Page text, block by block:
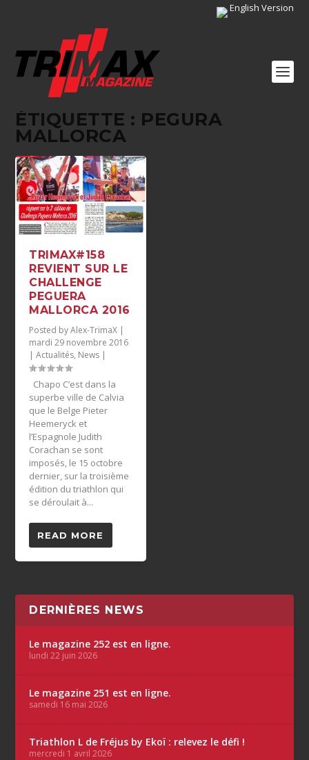
English Version
ÉTIQUETTE : PEGURA
MALLORCA
TRIMAX#158
REVIENT SUR LE
CHALLENGE
PEGUERA
MALLORCA 2016
Posted byAlex-TrimaX |
mardi 29 novembre 2016
|Actualités, News |
Chapo C’est dans la
superbe ville de Calvia
que le Belge Pieter
Heemeryck et
l’Espagnole Judith
Corachan se sont
imposés, le 15 octobre
dernier, sur la troisième
édition du triathlon qui
se déroulait à...
READ MORE
DERNIÈRES NEWS
Le magazine 252 est en ligne.
lundi 22 juin 2026
Le magazine 251 est en ligne.
samedi 16 mai 2026
Triathlon L de Fréjus by Ekoï : relevez le défi !
mercredi 1 avril 2026